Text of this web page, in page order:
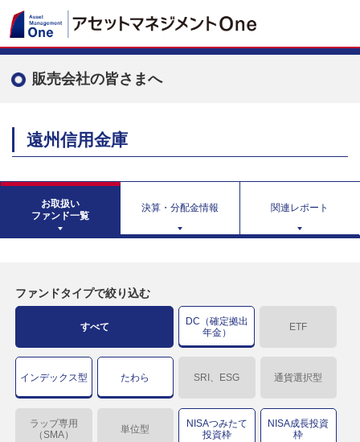
販売会社の皆さまへ
遠州信用金庫
お取扱い
ファンド一覧
決算・分配金情報 関連レポート
ファンドタイプで絞り込む
すべて
DC（確定拠出
年金）
ETF
インデックス型 たわら SRI、ESG 通貨選択型
ラップ専用
（SMA）
単位型
NISAつみたて
投資枠
NISA成長投資
枠